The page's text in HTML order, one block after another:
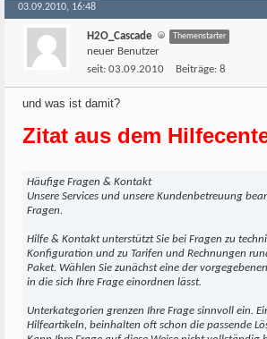
03.09.2010, 16:48
H2O_Cascade Themenstarter
neuer Benutzer
seit: 03.09.2010 Beiträge: 8
und was ist damit?
Zitat aus dem
Häufige Fragen & Kontakt
Unsere Services und unsere Kundenbetreuung
Fragen.
Hilfe & Kontakt unterstützt Sie bei Fragen zu
Konfiguration und zu Tarifen und Rechnungen
Paket. Wählen Sie zunächst eine der
in die sich Ihre Frage einordnen lässt.
Unterkategorien grenzen Ihre Frage sinnvoll ein.
Hilfeartikeln, beinhalten oft schon die passende